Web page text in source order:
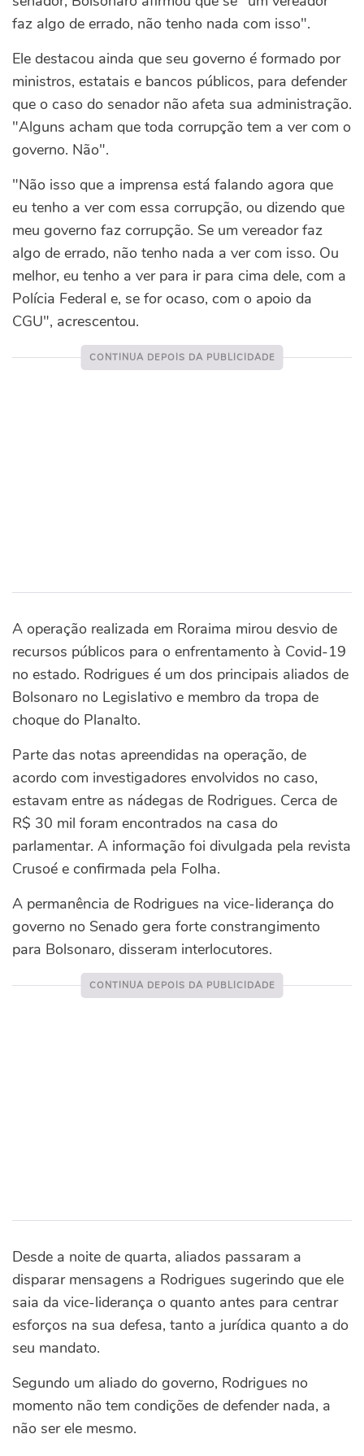
faz algo de errado, não tenho nada com isso".
Ele destacou ainda que seu governo é formado por
ministros, estatais e bancos públicos, para defender
que o caso do senador não afeta sua administração.
"Alguns acham que toda corrupção tem a ver com o
governo. Não".
"Não isso que a imprensa está falando agora que
eu tenho a ver com essa corrupção, ou dizendo que
meu governo faz corrupção. Se um vereador faz
algo de errado, não tenho nada a ver com isso. Ou
melhor, eu tenho a ver para ir para cima dele, com a
Polícia Federal e, se for ocaso, com o apoio da
CGU", acrescentou.
A operação realizada em Roraima mirou desvio de
recursos públicos para o enfrentamento à Covid-19
no estado. Rodrigues é um dos principais aliados de
Bolsonaro no Legislativo e membro da tropa de
choque do Planalto.
Parte das notas apreendidas na operação, de
acordo com investigadores envolvidos no caso,
estavam entre as nádegas de Rodrigues. Cerca de
R$ 30 mil foram encontrados na casa do
parlamentar. A informação foi divulgada pela revista
Crusoé e confirmada pela Folha.
A permanência de Rodrigues na vice-liderança do
governo no Senado gera forte constrangimento
para Bolsonaro, disseram interlocutores.
Desde a noite de quarta, aliados passaram a
disparar mensagens a Rodrigues sugerindo que ele
saia da vice-liderança o quanto antes para centrar
esforços na sua defesa, tanto a jurídica quanto a do
seu mandato.
Segundo um aliado do governo, Rodrigues no
momento não tem condições de defender nada, a
não ser ele mesmo.